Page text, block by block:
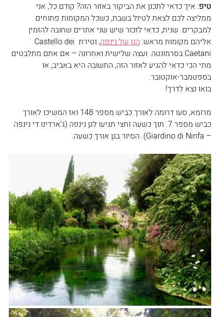
טיפ: איך כדאי לתכנן את הביקור באזור הזה? קודם כל, אני
ממליצה לכם לצאת לטיול בשבת, כשכל המקומות פתוחים
למבקרים. שנית, כדאי לזכור שיש שני אתרים שחובה להזמין
אליהם מקומות מראש: הגן של נינפה
, וטירת Castello dei
Caetani בסרמונטה. ועצה שלישית ואחרונה – אם אתם מתלבטים
מתי הכי כדאי להגיע לאזור הזה, התשובה היא באביב, או
בספטמבר-אוקטובר.
בואו נצא לדרך!
מרומא, סעו דרומה לאורך כביש מספר 148 ואז המשיכו לאורך
כביש מספר 7. תוך כשעה וחצי תגיעו לגן נינפה (ג'ארדינו די נינפה
– Giardino di Ninfa). הסיור בגן אורך כשעה.